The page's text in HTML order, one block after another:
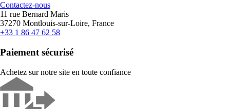
Contactez-nous
11 rue Bernard Maris
37270 Montlouis-sur-Loire, France
+33 1 86 47 62 58
Paiement sécurisé
Achetez sur notre site en toute confiance